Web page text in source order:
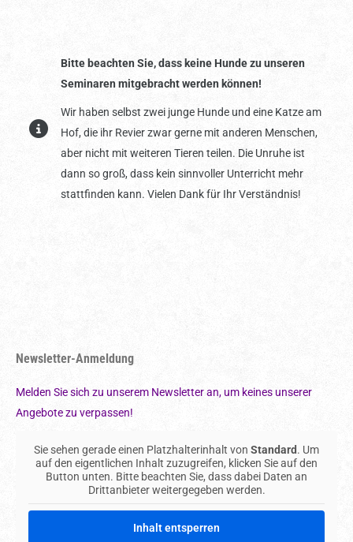
Bitte beachten Sie, dass keine Hunde zu unseren
Seminaren mitgebracht werden können!
Wir haben selbst zwei junge Hunde und eine Katze am
Hof, die ihr Revier zwar gerne mit anderen Menschen,
aber nicht mit weiteren Tieren teilen. Die Unruhe ist
dann so groß, dass kein sinnvoller Unterricht mehr
stattfinden kann. Vielen Dank für Ihr Verständnis!
Newsletter-Anmeldung
Melden Sie sich zu unserem Newsletter an, um keines unserer
Angebote zu verpassen!
Sie sehen gerade einen Platzhalterinhalt von Standard . Um
auf den eigentlichen Inhalt zuzugreifen, klicken Sie auf den
Button unten. Bitte beachten Sie, dass dabei Daten an
Drittanbieter weitergegeben werden.
Inhalt entsperren